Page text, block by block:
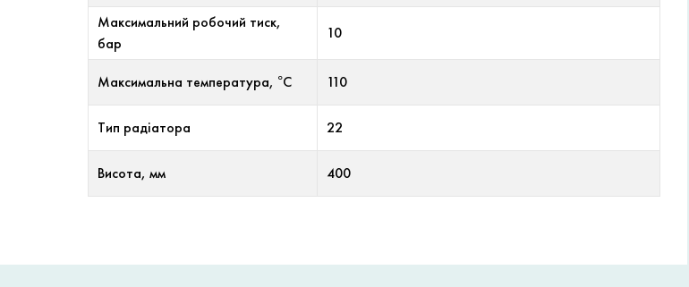
Максимальний робочий тиск,
бар
10
Максимальна температура, °С 110
Тип радіатора 22
Висота, мм 400